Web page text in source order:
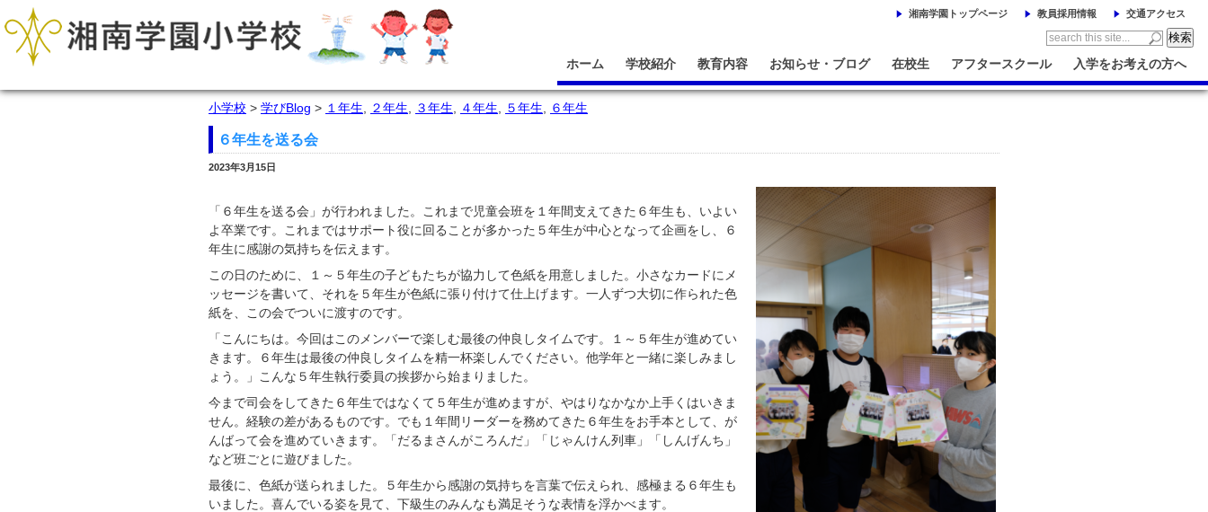
湘南学園トップページ 教員採用情報 交通アクセス
ホーム 学校紹介 教育内容 お知らせ・ブログ 在校生 アフタースクール 入学をお考えの方へ
小学校 > 学びBlog > １年生 ２年生 ３年生 ４年生 ５年生 ６年生
６年生を送る会
2023年3月15日
「６年生を送る会」が行われました。これまで児童会班を１年間支えてきた６年生も、いよい
よ卒業です。これまではサポート役に回ることが多かった５年生が中心となって企画をし、６
年生に感謝の気持ちを伝えます。
この日のために、１～５年生の子どもたちが協力して色紙を用意しました。小さなカードにメ
ッセージを書いて、それを５年生が色紙に張り付けて仕上げます。一人ずつ大切に作られた色
紙を、この会でついに渡すのです。
「こんにちは。今回はこのメンバーで楽しむ最後の仲良しタイムです。１～５年生が進めてい
きます。６年生は最後の仲良しタイムを精一杯楽しんでください。他学年と一緒に楽しみまし
ょう。」こんな５年生執行委員の挨拶から始まりました。
今まで司会をしてきた６年生ではなくて５年生が進めますが、やはりなかなか上手くはいきま
せん。経験の差があるものです。でも１年間リーダーを務めてきた６年生をお手本として、が
んばって会を進めていきます。「だるまさんがころんだ」「じゃんけん列車」「しんげんち」
など班ごとに遊びました。
最後に、色紙が送られました。５年生から感謝の気持ちを言葉で伝えられ、感極まる６年生も
いました。喜んでいる姿を見て、下級生のみんなも満足そうな表情を浮かべます。